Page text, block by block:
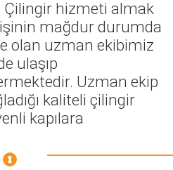
hizmeti almak
mağdur durumda
olan uzman ekibimiz
ulaşıp
Uzman ekip
kaliteli çilingir
kapılara